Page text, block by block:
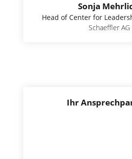
Sonja
Head of Center for
Schaeffler AG
Ihr